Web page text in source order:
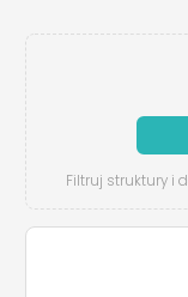
Filtruj struktury i